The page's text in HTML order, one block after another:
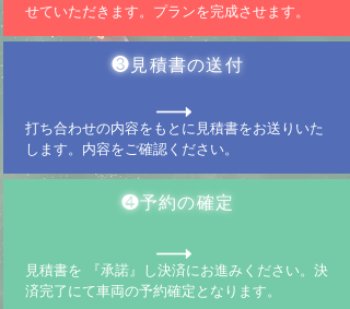
せていただきます。プランを完成させます。
❸見積書の送付
打ち合わせの内容をもとに見積書をお送りいた
します。内容をご確認ください。
❹予約の確定
見積書を 『承諾』し決済にお進みください。決
済完了にて車両の予約確定となります。